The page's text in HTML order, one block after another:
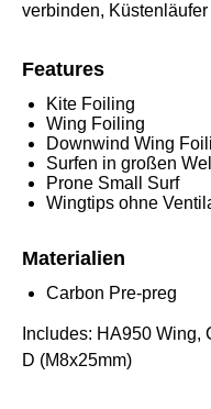
verbinden,
Features
Kite Foiling
Wing Foiling
Downwind Wing
Surfen in großen
Prone Small Surf
Wingtips ohne
Materialien
Carbon Pre-preg
Includes: HA950 Wing,
D (M8x25mm)